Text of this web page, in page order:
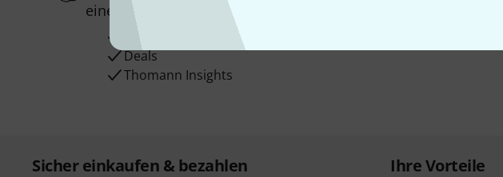
einen von
50 Gutscheinen
Inspirierende Beiträge
Deals
Thomann Insights
Sicher einkaufen & bezahlen Ihre Vorteile